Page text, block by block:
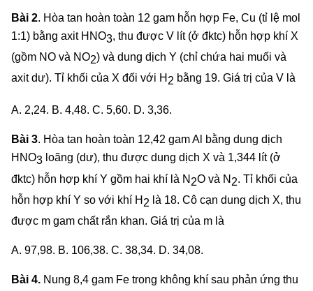
Bài 2. Hòa tan hoàn toàn 12 gam hỗn hợp Fe, Cu (tỉ lệ mol
1:1) bằng axit HNO3, thu được V lít (ở đktc) hỗn hợp khí X
(gồm NO và NO2) và dung dịch Y (chỉ chứa hai muối và
axit dư). Tỉ khối của X đối với H2 bằng 19. Giá trị của V là
A. 2,24. B. 4,48. C. 5,60. D. 3,36.
Bài 3. Hòa tan hoàn toàn 12,42 gam Al bằng dung dịch
HNO3 loãng (dư), thu được dung dịch X và 1,344 lít (ở
đktc) hỗn hợp khí Y gồm hai khí là N 2O và N 2. Tỉ khối của
hỗn hợp khí Y so với khí H 2 là 18. Cô cạn dung dịch X, thu
được m gam chất rắn khan. Giá trị của m là
A. 97,98. B. 106,38. C. 38,34. D. 34,08.
Bài 4. Nung 8,4 gam Fe trong không khí sau phản ứng thu